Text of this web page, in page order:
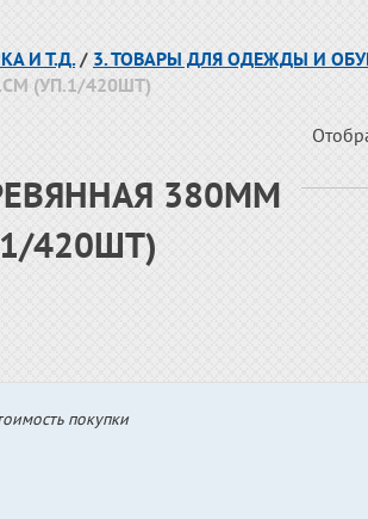
И Т.Д./ 3. ТОВАРЫ ДЛЯ ОДЕЖДЫ И
(УП.1/420ШТ)
380ММ
420ШТ)
покупки